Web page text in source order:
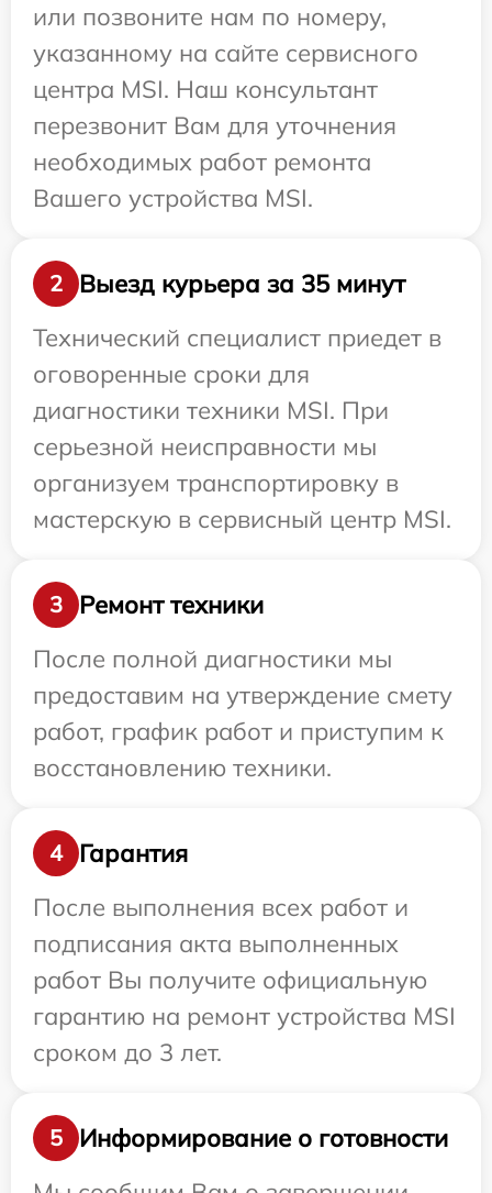
или позвоните нам по номеру,
указанному на сайте сервисного
центра MSI. Наш консультант
перезвонит Вам для уточнения
необходимых работ ремонта
Вашего устройства MSI.
2
Выезд курьера за 35 минут
Технический специалист приедет в
оговоренные сроки для
диагностики техники MSI. При
серьезной неисправности мы
организуем транспортировку в
мастерскую в сервисный центр MSI.
3
Ремонт техники
После полной диагностики мы
предоставим на утверждение смету
работ, график работ и приступим к
восстановлению техники.
4
Гарантия
После выполнения всех работ и
подписания акта выполненных
работ Вы получите официальную
гарантию на ремонт устройства MSI
сроком до 3 лет.
5
Информирование о готовности